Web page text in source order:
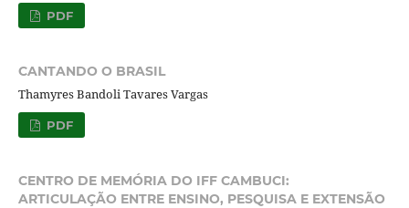
PDF
CANTANDO O BRASIL
Thamyres Bandoli Tavares Vargas
PDF
CENTRO DE MEMÓRIA DO IFF CAMBUCI:
ARTICULAÇÃO ENTRE ENSINO, PESQUISA E EXTENSÃO